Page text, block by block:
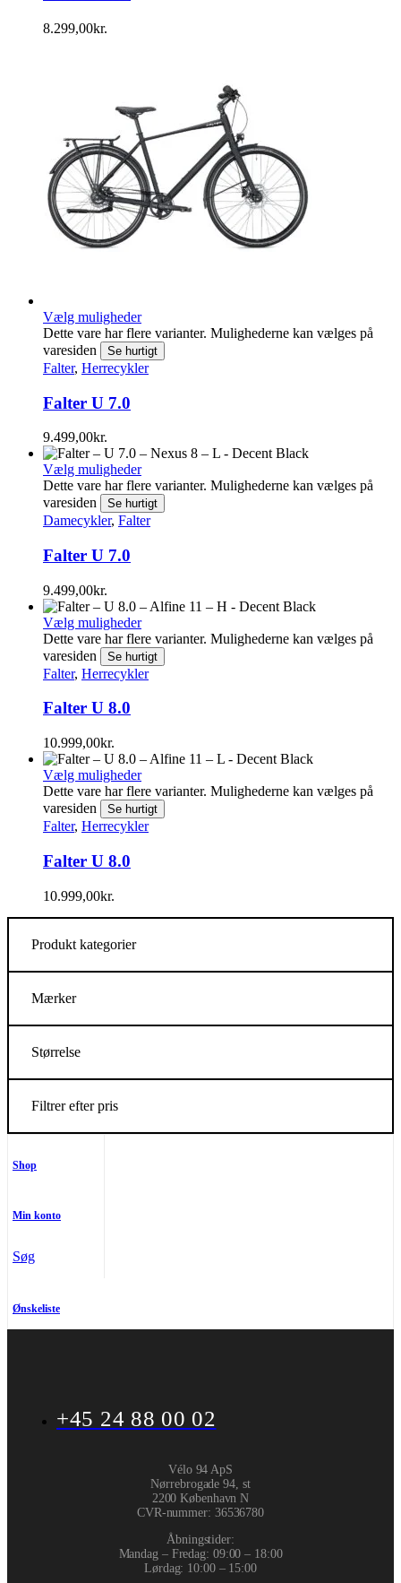
8.299,00kr.
Vælg muligheder
Dette vare har flere varianter. Mulighederne kan vælges på
varesiden
Se hurtigt
Falter, Herrecykler
Falter U 7.0
9.499,00kr.
Vælg muligheder
Dette vare har flere varianter. Mulighederne kan vælges på
varesiden
Se hurtigt
Damecykler, Falter
Falter U 7.0
9.499,00kr.
Vælg muligheder
Dette vare har flere varianter. Mulighederne kan vælges på
varesiden
Se hurtigt
Falter, Herrecykler
Falter U 8.0
10.999,00kr.
Vælg muligheder
Dette vare har flere varianter. Mulighederne kan vælges på
varesiden
Se hurtigt
Falter, Herrecykler
Falter U 8.0
10.999,00kr.
Produkt kategorier
Mærker
Størrelse
Filtrer efter pris
Shop
Min konto
Søg
Ønskeliste
+45 24 88 00 02
Vélo 94 ApS
Nørrebrogade 94, st
2200 København N
CVR-nummer: 36536780
Åbningstider:
Mandag – Fredag: 09:00 – 18:00
Lørdag: 10:00 – 15:00